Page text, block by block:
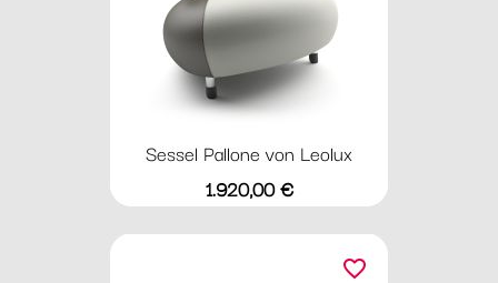
Sessel Pallone von Leolux
Preis
1.920,00 €
favorite_border